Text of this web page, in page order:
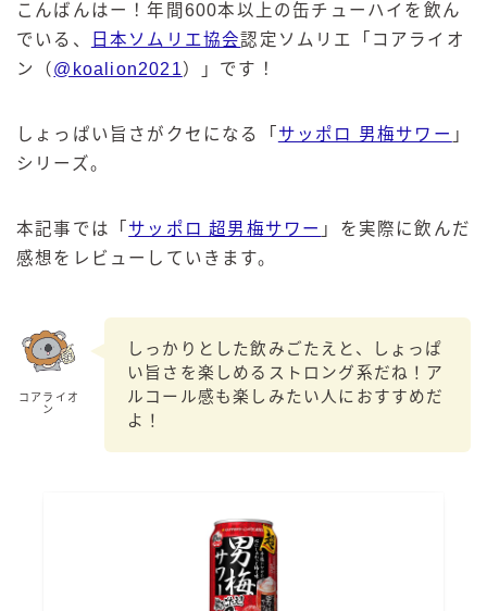
スミノフ セルツァー
サントリー
ー196℃ 瞬間凍結
ー196℃ ザ・まるごと
こだわり酒場
ほろよい
角ハイボール
トリスハイボール
ジムビームハイボール
GREEN1/2（グリーンハーフ）
鏡月焼酎ハイ
こんばんはー！年間600本以上の缶チューハイを飲ん
でいる、
日本ソムリエ協会認定ソムリエ「コアライオ
ン（ @koalion2021）」です！
しょっぱい旨さがクセになる「 サッポロ 男梅サワー 」
シリーズ。
本記事では「 サッポロ 超男梅サワー 」を実際に飲んだ
感想をレビューしていきます。
コアライオ
ン
しっかりとした飲みごたえと、しょっぱ
い旨さを楽しめるストロング系だね！ア
ルコール感も楽しみたい人におすすめだ
よ！